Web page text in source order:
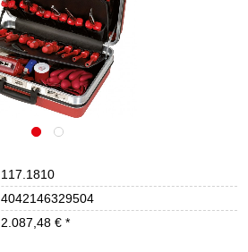
117.1810
4042146329504
2.087,48 € *